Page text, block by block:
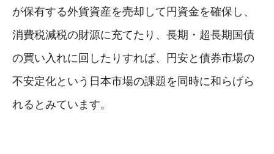
が保有する外貨資産を売却して円資金を確保し、
消費税減税の財源に充てたり、長期・超長期国債
の買い入れに回したりすれば、円安と債券市場の
不安定化という日本市場の課題を同時に和らげら
れるとみています。